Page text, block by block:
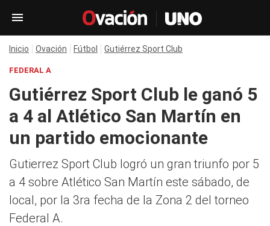
Inicio Ovación Fútbol Gutiérrez Sport Club
FEDERAL A
Gutiérrez Sport Club le ganó 5
a 4 al Atlético San Martín en
un partido emocionante
Gutierrez Sport Club logró un gran triunfo por 5
a 4 sobre Atlético San Martín este sábado, de
local, por la 3ra fecha de la Zona 2 del torneo
Federal A.